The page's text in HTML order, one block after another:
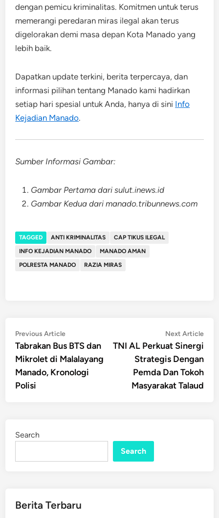
dengan pemicu kriminalitas. Komitmen untuk terus
memerangi peredaran miras ilegal akan terus
digelorakan demi masa depan Kota Manado yang
lebih baik.
Dapatkan update terkini, berita terpercaya, dan
informasi pilihan tentang Manado kami hadirkan
setiap hari spesial untuk Anda, hanya di sini Info
Kejadian Manado.
Sumber Informasi Gambar:
Gambar Pertama dari sulut.inews.id
Gambar Kedua dari manado.tribunnews.com
TAGGED ANTI KRIMINALITAS
CAP TIKUS ILEGAL
INFO KEJADIAN MANADO
MANADO AMAN
POLRESTA MANADO
RAZIA MIRAS
Post
navigation
Previous ArticlePrevious
article:
Tabrakan Bus BTS dan
Mikrolet di Malalayang
Manado, Kronologi
Polisi
Next Article
TNI AL Perkuat Sinergi
Strategis Dengan
Pemda Dan Tokoh
Masyarakat Talaud
Search
Search
Berita Terbaru